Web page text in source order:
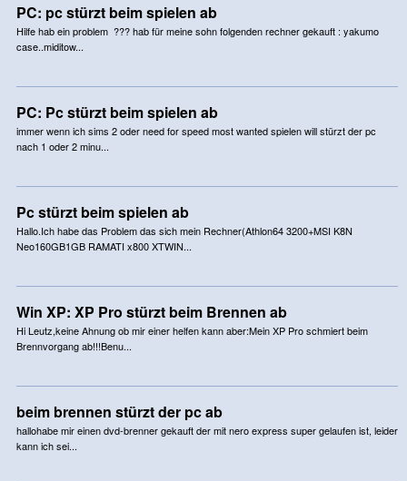
PC: pc stürzt beim spielen ab
Hilfe hab ein problem ??? hab für meine sohn folgenden rechner gekauft : yakumo
case..miditow...
PC: Pc stürzt beim spielen ab
immer wenn ich sims 2 oder need for speed most wanted spielen will stürzt der pc
nach 1 oder 2 minu...
Pc stürzt beim spielen ab
Hallo.Ich habe das Problem das sich mein Rechner(Athlon64 3200+MSI K8N
Neo160GB1GB RAMATI x800 XTWIN...
Win XP: XP Pro stürzt beim Brennen ab
Hi Leutz,keine Ahnung ob mir einer helfen kann aber:Mein XP Pro schmiert beim
Brennvorgang ab!!!Benu...
beim brennen stürzt der pc ab
hallohabe mir einen dvd-brenner gekauft der mit nero express super gelaufen ist, leider
kann ich sei...